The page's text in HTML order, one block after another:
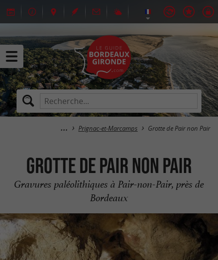
Prignac-et-Marcamps Grotte de Pair non Pair
Grotte de Pair non Pair
Gravures paléolithiques à Pair-non-Pair, près de
Bordeaux